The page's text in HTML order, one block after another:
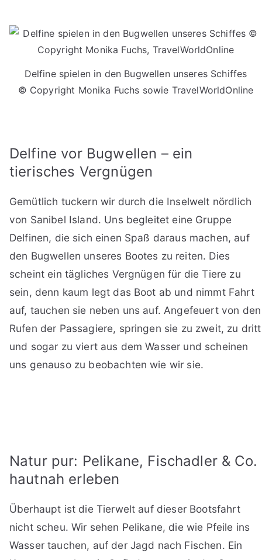
Delfine spielen in den Bugwellen unseres Schiffes
© Copyright Monika Fuchs sowie TravelWorldOnline
Delfine vor Bugwellen – ein
tierisches Vergnügen
Gemütlich tuckern wir durch die Inselwelt nördlich
von Sanibel Island. Uns begleitet eine Gruppe
Delfinen, die sich einen Spaß daraus machen, auf
den Bugwellen unseres Bootes zu reiten. Dies
scheint ein tägliches Vergnügen für die Tiere zu
sein, denn kaum legt das Boot ab und nimmt Fahrt
auf, tauchen sie neben uns auf. Angefeuert von den
Rufen der Passagiere, springen sie zu zweit, zu dritt
und sogar zu viert aus dem Wasser und scheinen
uns genauso zu beobachten wie wir sie.
Natur pur: Pelikane, Fischadler & Co.
hautnah erleben
Überhaupt ist die Tierwelt auf dieser Bootsfahrt
nicht scheu. Wir sehen Pelikane, die wie Pfeile ins
Wasser tauchen, auf der Jagd nach Fischen. Ein